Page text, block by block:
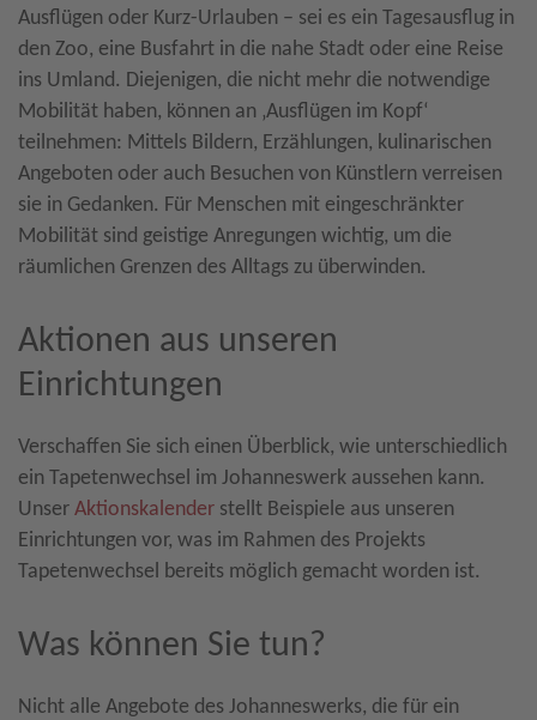
Ausflügen oder Kurz-Urlauben – sei es ein Tagesausflug in
den Zoo, eine Busfahrt in die nahe Stadt oder eine Reise
ins Umland. Diejenigen, die nicht mehr die notwendige
Mobilität haben, können an ‚Ausflügen im Kopf‘
teilnehmen: Mittels Bildern, Erzählungen, kulinarischen
Angeboten oder auch Besuchen von Künstlern verreisen
sie in Gedanken. Für Menschen mit eingeschränkter
Mobilität sind geistige Anregungen wichtig, um die
räumlichen Grenzen des Alltags zu überwinden.
Aktionen aus unseren
Einrichtungen
Verschaffen Sie sich einen Überblick, wie unterschiedlich
ein Tapetenwechsel im Johanneswerk aussehen kann.
Unser Aktionskalender stellt Beispiele aus unseren
Einrichtungen vor, was im Rahmen des Projekts
Tapetenwechsel bereits möglich gemacht worden ist.
Was können Sie tun?
Nicht alle Angebote des Johanneswerks, die für ein